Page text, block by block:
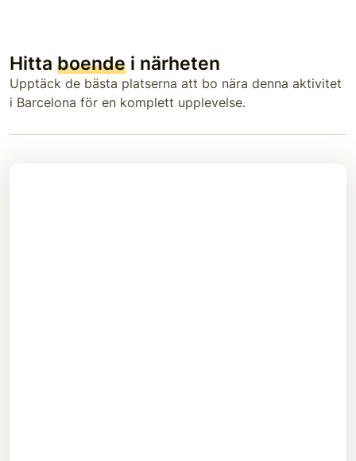
Hitta boende i närheten
Upptäck de bästa platserna att bo nära denna aktivitet
i Barcelona för en komplett upplevelse.